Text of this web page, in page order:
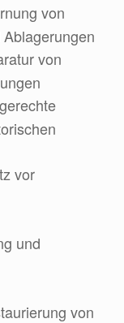
von
von
vor
und
von